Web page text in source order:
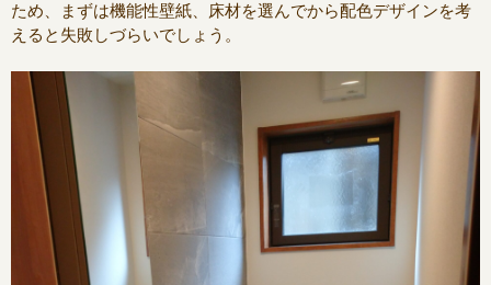
ため、まずは機能性壁紙、床材を選んでから配色デザインを考
えると失敗しづらいでしょう。